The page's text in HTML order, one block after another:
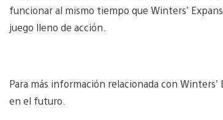
funcionar al mismo tiempo que Winters’
juego lleno de acción.
Para más información relacionada con
en el futuro.